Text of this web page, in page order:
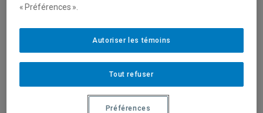
aux savoirs
à leur
« Préférences ».
Tout refuser
Autoriser les témoins
Préférences